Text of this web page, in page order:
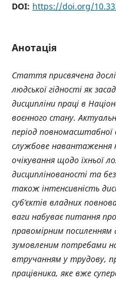
DOI: https://doi.org/
Анотація
Стаття присвячена
людської гідності як
дисципліни праці в
воєнного стану.
період
службове навантаження
очікування щодо їхньої
дисциплінованості та
також інтенсивність
суб’єктів владних
ваги набуває питання
правомірним посиленням
зумовленим потребами
втручанням у трудову,
працівника, яке вже